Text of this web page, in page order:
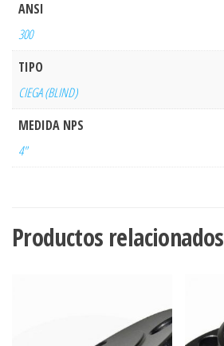
ANSI
300
TIPO
CIEGA (BLIND)
MEDIDA NPS
4"
Productos relacionados